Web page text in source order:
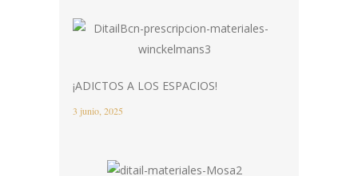
¡ADICTOS A LOS ESPACIOS!
3 junio, 2025